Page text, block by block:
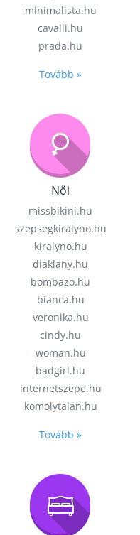
minimalista.hu
cavalli.hu
prada.hu
Tovább »
Női
missbikini.hu
szepsegkiralyno.hu
kiralyno.hu
diaklany.hu
bombazo.hu
bianca.hu
veronika.hu
cindy.hu
woman.hu
badgirl.hu
internetszepe.hu
komolytalan.hu
Tovább »